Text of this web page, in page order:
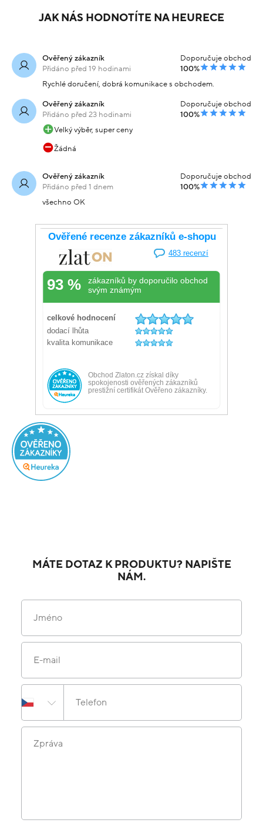
JAK NÁS HODNOTÍTE NA HEURECE
Ověřený zákazník
Přidáno před 19 hodinami
Doporučuje obchod
100%
Rychlé doručení, dobrá komunikace s obchodem.
Ověřený zákazník
Přidáno před 23 hodinami
Doporučuje obchod
100%
Velký výběr, super ceny
Žádná
Ověřený zákazník
Přidáno před 1 dnem
Doporučuje obchod
100%
všechno OK
MÁTE DOTAZ K PRODUKTU? NAPIŠTE
NÁM.
Jméno
E-mail
Telefon
Zpráva